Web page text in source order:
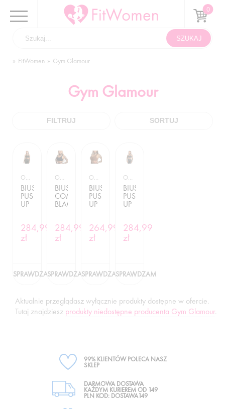
FitWomen Gym Glamour
Gym Glamour
FILTRUJ SORTUJ
ODZIEŻ I AKCESORIA
BIUSTONOSZ
PUSH
UP
284,99
zł
SPRAWDZAM
ODZIEŻ I AKCESORIA
BIUSTONOSZ
COMPRESS
BLACK
284,99
zł
SPRAWDZAM
ODZIEŻ I AKCESORIA
BIUSTONOSZ
PUSH
UP
264,99
zł
SPRAWDZAM
ODZIEŻ I AKCESORIA
BIUSTONOSZ
PUSH
UP
SILVER
284,99
zł
SPRAWDZAM
Aktualnie przeglądasz wyłącznie produkty dostępne w ofercie.
Tutaj znajdziesz produkty niedostępne producenta Gym Glamour.
99% KLIENTÓW POLECA NASZ
SKLEP
DARMOWA DOSTAWA
KAŻDYM KURIEREM OD 149
PLN KOD: DOSTAWA149